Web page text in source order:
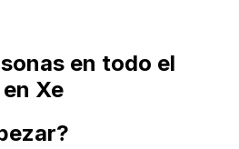
en todo el
Xe